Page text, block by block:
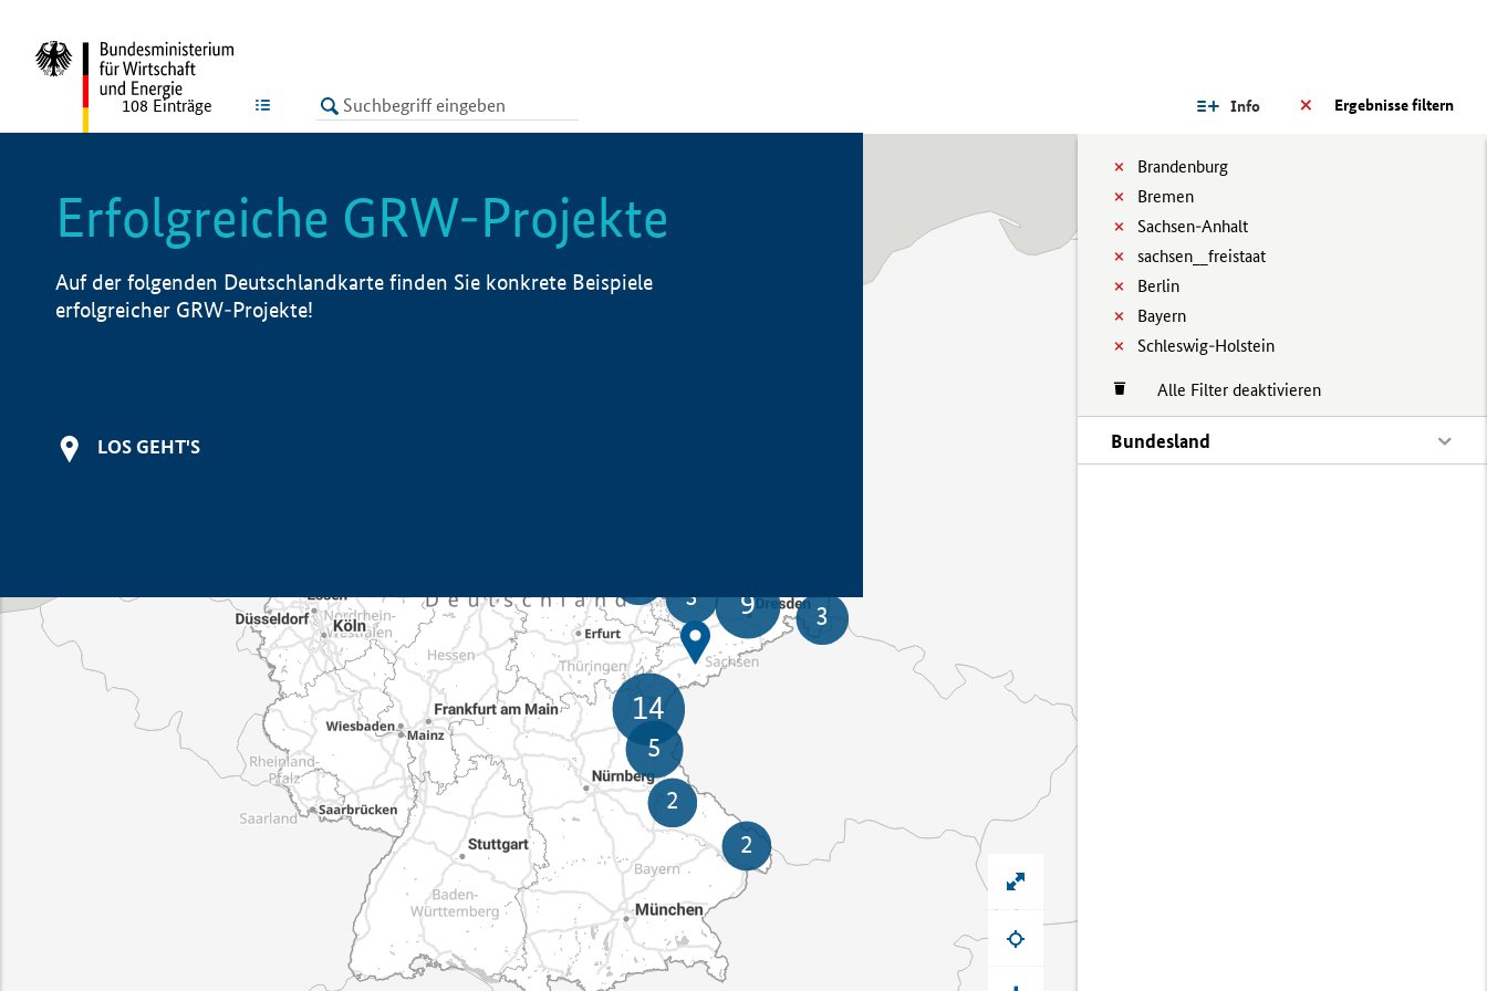
LISTE Ergebnisse filtern
Info
Brandenburg
Bremen
Sachsen-Anhalt
sachsen__freistaat
Berlin
Bayern
Schleswig-Holstein
Alle Filter deaktivieren
Bundesland
108 Einträge
Erfolgreiche GRW-Projekte
Auf der folgenden Deutschlandkarte finden Sie konkrete Beispiele
erfolgreicher GRW-Projekte!
LOS GEHT'S